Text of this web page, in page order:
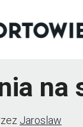
na
Jaroslaw